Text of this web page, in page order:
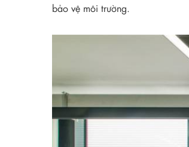
bảo vệ môi trường.